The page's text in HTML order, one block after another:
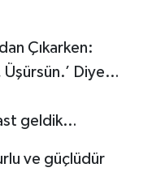
Çıkarken:
Üşürsün.’ Diye…
geldik…
ve güçlüdür